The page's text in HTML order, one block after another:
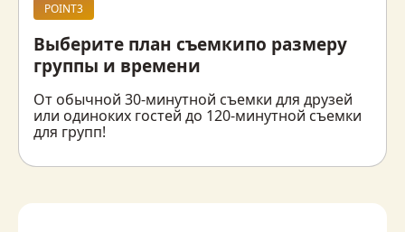
POINT3
Выберите план съемкипо размеру
группы и времени
От обычной 30-минутной съемки для друзей
или одиноких гостей до 120-минутной съемки
для групп!